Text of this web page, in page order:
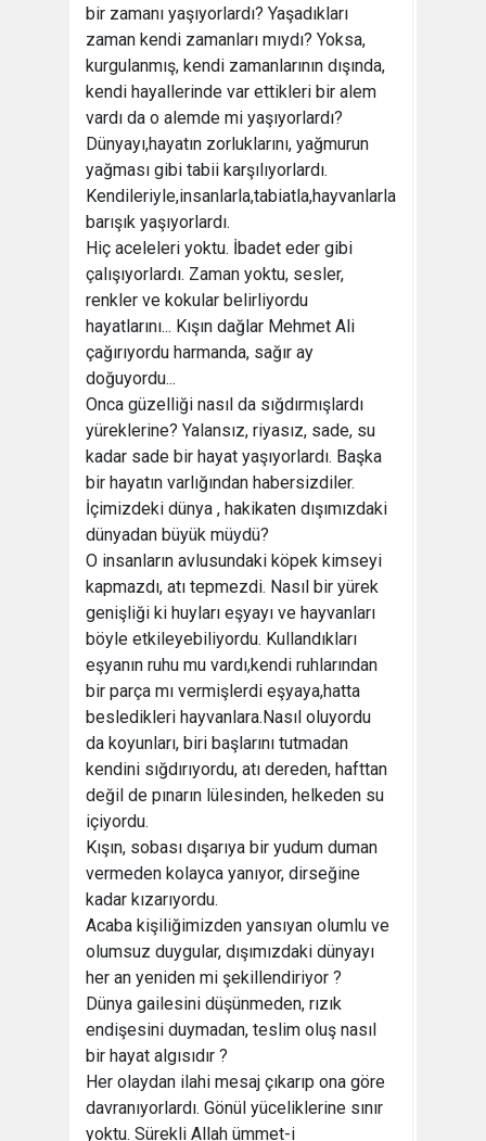
bir zamanı yaşıyorlardı? Yaşadıkları
zaman kendi zamanları mıydı? Yoksa,
kurgulanmış, kendi zamanlarının dışında,
kendi hayallerinde var ettikleri bir alem
vardı da o alemde mi yaşıyorlardı?
Dünyayı,hayatın zorluklarını, yağmurun
yağması gibi tabii karşılıyorlardı.
Kendileriyle,insanlarla,tabiatla,hayvanlarla
barışık yaşıyorlardı.
Hiç aceleleri yoktu. İbadet eder gibi
çalışıyorlardı. Zaman yoktu, sesler,
renkler ve kokular belirliyordu
hayatlarını... Kışın dağlar Mehmet Ali
çağırıyordu harmanda, sağır ay
doğuyordu...
Onca güzelliği nasıl da sığdırmışlardı
yüreklerine? Yalansız, riyasız, sade, su
kadar sade bir hayat yaşıyorlardı. Başka
bir hayatın varlığından habersizdiler.
İçimizdeki dünya , hakikaten dışımızdaki
dünyadan büyük müydü?
O insanların avlusundaki köpek kimseyi
kapmazdı, atı tepmezdi. Nasıl bir yürek
genişliği ki huyları eşyayı ve hayvanları
böyle etkileyebiliyordu. Kullandıkları
eşyanın ruhu mu vardı,kendi ruhlarından
bir parça mı vermişlerdi eşyaya,hatta
besledikleri hayvanlara.Nasıl oluyordu
da koyunları, biri başlarını tutmadan
kendini sığdırıyordu, atı dereden, hafttan
değil de pınarın lülesinden, helkeden su
içiyordu.
Kışın, sobası dışarıya bir yudum duman
vermeden kolayca yanıyor, dirseğine
kadar kızarıyordu.
Acaba kişiliğimizden yansıyan olumlu ve
olumsuz duygular, dışımızdaki dünyayı
her an yeniden mi şekillendiriyor ?
Dünya gailesini düşünmeden, rızık
endişesini duymadan, teslim oluş nasıl
bir hayat algısıdır ?
Her olaydan ilahi mesaj çıkarıp ona göre
davranıyorlardı. Gönül yüceliklerine sınır
yoktu. Sürekli Allah ümmet-i